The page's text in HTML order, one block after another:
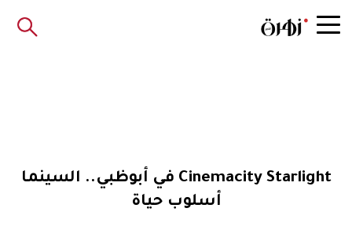
Cinemacity Starlight في أبوظبي.. السينما
أسلوب حياة